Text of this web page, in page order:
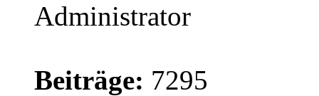
Administrator
Beiträge: 7295